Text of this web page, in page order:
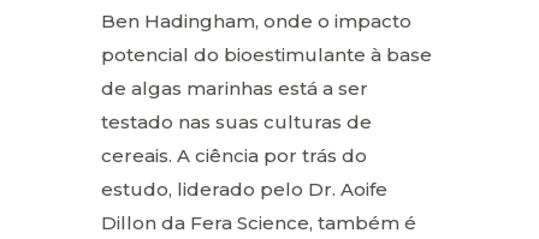
Ben Hadingham, onde o impacto
potencial do bioestimulante à base
de algas marinhas está a ser
testado nas suas culturas de
cereais. A ciência por trás do
estudo, liderado pelo Dr. Aoife
Dillon da Fera Science, também é